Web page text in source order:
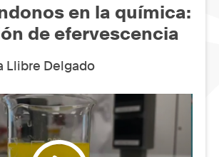
en la química:
de efervescencia
Llibre Delgado